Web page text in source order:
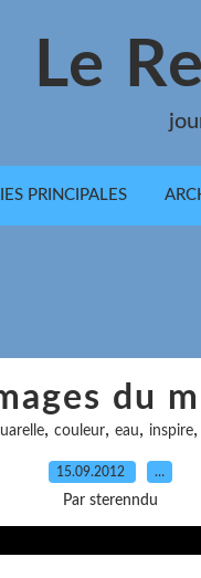
Le
PRINCIPALES
du
, couleur, eau, inspire,
15.09.2012 …
Par sterenndu